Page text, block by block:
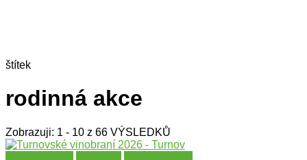
štítek
rodinná akce
Zobrazuji: 1 - 10 z 66 VÝSLEDKŮ